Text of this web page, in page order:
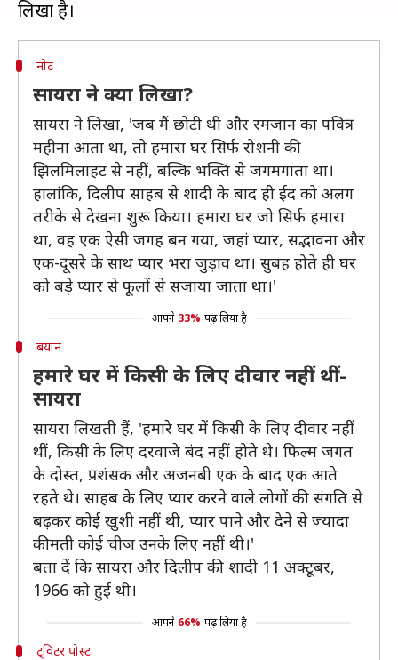
नोट
सायरा ने क्या लिखा?
सायरा ने लिखा, 'जब मैं छोटी थी और रमजान का पवित्र
महीना आता था, तो हमारा घर सिर्फ रोशनी की
झिलमिलाहट से नहीं, बल्कि भक्ति से जगमगाता था।
हालांकि, दिलीप साहब से शादी के बाद ही ईद को अलग
तरीके से देखना शुरू किया। हमारा घर जो सिर्फ हमारा
था, वह एक ऐसी जगह बन गया, जहां प्यार, सद्भावना और
एक-दूसरे के साथ प्यार भरा जुड़ाव था। सुबह होते ही घर
को बड़े प्यार से फूलों से सजाया जाता था।'
आपने 33% पढ़ लिया है
बयान
हमारे घर में किसी के लिए दीवार नहीं थीं-
सायरा
सायरा लिखती हैं, 'हमारे घर में किसी के लिए दीवार नहीं
थीं, किसी के लिए दरवाजे बंद नहीं होते थे। फिल्म जगत
के दोस्त, प्रशंसक और अजनबी एक के बाद एक आते
रहते थे। साहब के लिए प्यार करने वाले लोगों की संगति से
बढ़कर कोई खुशी नहीं थी, प्यार पाने और देने से ज्यादा
कीमती कोई चीज उनके लिए नहीं थी।'
बता दें कि सायरा और दिलीप की शादी 11 अक्टूबर,
1966 को हुई थी।
आपने 66% पढ़ लिया है
ट्विटर पोस्ट